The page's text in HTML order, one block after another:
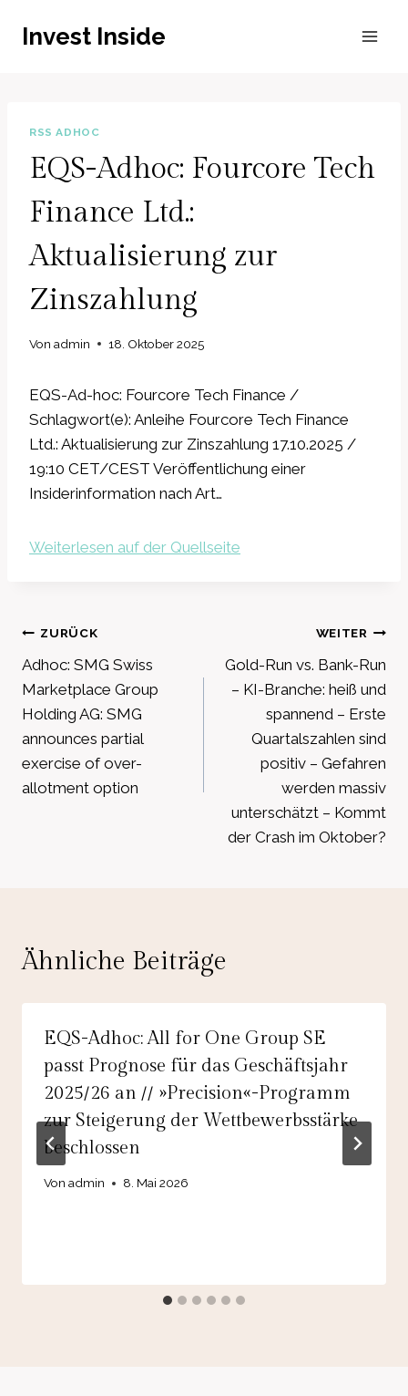
InhaltInvest Inside
RSS ADHOC
EQS-Adhoc: Fourcore Tech
Finance Ltd.:
Aktualisierung zur
Zinszahlung
Von admin 18. Oktober 2025
EQS-Ad-hoc: Fourcore Tech Finance /
Schlagwort(e): Anleihe Fourcore Tech Finance
Ltd.: Aktualisierung zur Zinszahlung 17.10.2025 /
19:10 CET/CEST Veröffentlichung einer
Insiderinformation nach Art…
Weiterlesen auf der Quellseite
Beitragsnavigation
ZURÜCK
Adhoc: SMG Swiss
Marketplace Group
Holding AG: SMG
announces partial
exercise of over-
allotment option
WEITER
Gold-Run vs. Bank-Run
– KI-Branche: heiß und
spannend – Erste
Quartalszahlen sind
positiv – Gefahren
werden massiv
unterschätzt – Kommt
der Crash im Oktober?
Ähnliche Beiträge
EQS-Adhoc: All for One Group SE
passt Prognose für das Geschäftsjahr
2025/26 an // »Precision«-Programm
zur Steigerung der Wettbewerbsstärke
beschlossen
Von admin 8. Mai 2026